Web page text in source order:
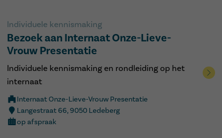
Individuele kennismaking
Bezoek aan Internaat Onze-Lieve-
Vrouw Presentatie
Individuele kennismaking en rondleiding op het
internaat
Internaat Onze-Lieve-Vrouw Presentatie
Langestraat 66, 9050 Ledeberg
op afspraak